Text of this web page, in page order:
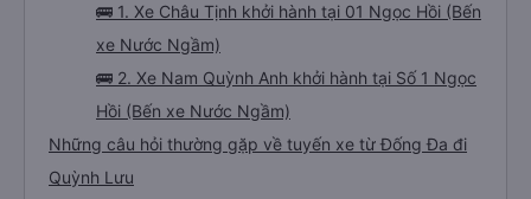
🚌 1. Xe Châu Tịnh khởi hành tại 01 Ngọc Hồi (Bến
xe Nước Ngầm)
🚌 2. Xe Nam Quỳnh Anh khởi hành tại Số 1 Ngọc
Hồi (Bến xe Nước Ngầm)
Những câu hỏi thường gặp về tuyến xe từ Đống Đa đi
Quỳnh Lưu